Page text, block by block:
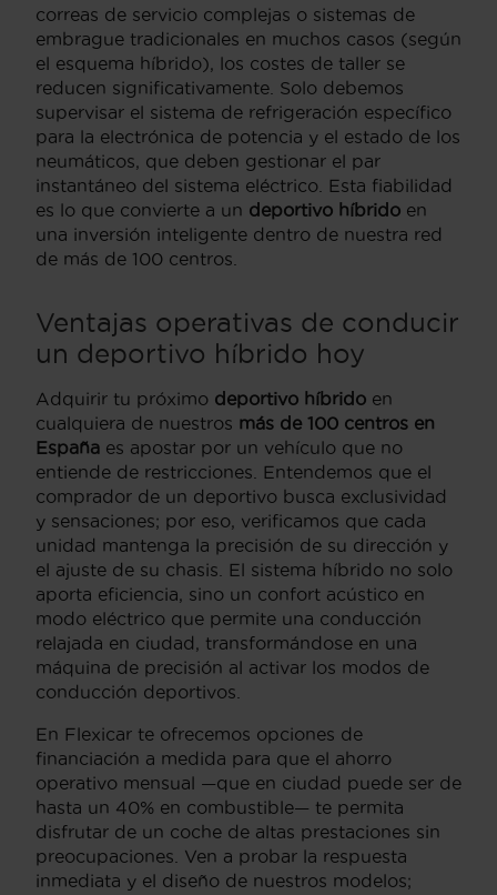
correas de servicio complejas o sistemas de
embrague tradicionales en muchos casos (según
el esquema híbrido), los costes de taller se
reducen significativamente. Solo debemos
supervisar el sistema de refrigeración específico
para la electrónica de potencia y el estado de los
neumáticos, que deben gestionar el par
instantáneo del sistema eléctrico. Esta fiabilidad
es lo que convierte a un deportivo híbrido en
una inversión inteligente dentro de nuestra red
de más de 100 centros.
Ventajas operativas de conducir
un deportivo híbrido hoy
Adquirir tu próximo deportivo híbrido en
cualquiera de nuestros más de 100 centros en
España es apostar por un vehículo que no
entiende de restricciones. Entendemos que el
comprador de un deportivo busca exclusividad
y sensaciones; por eso, verificamos que cada
unidad mantenga la precisión de su dirección y
el ajuste de su chasis. El sistema híbrido no solo
aporta eficiencia, sino un confort acústico en
modo eléctrico que permite una conducción
relajada en ciudad, transformándose en una
máquina de precisión al activar los modos de
conducción deportivos.
En Flexicar te ofrecemos opciones de
financiación a medida para que el ahorro
operativo mensual —que en ciudad puede ser de
hasta un 40% en combustible— te permita
disfrutar de un coche de altas prestaciones sin
preocupaciones. Ven a probar la respuesta
inmediata y el diseño de nuestros modelos;